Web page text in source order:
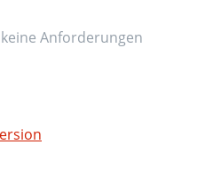
Anforderungen